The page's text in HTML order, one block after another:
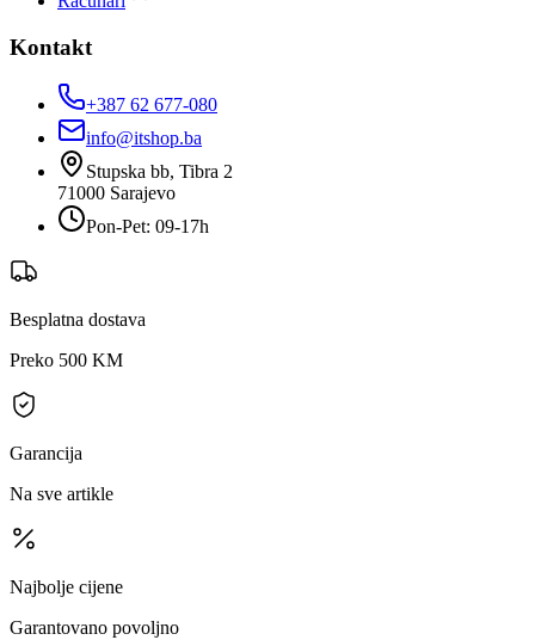
Kontakt
+387 62 677-080
info@itshop.ba
Stupska bb, Tibra 2
71000 Sarajevo
Pon-Pet: 09-17h
Besplatna dostava
Preko 500 KM
Garancija
Na sve artikle
Najbolje cijene
Garantovano povoljno